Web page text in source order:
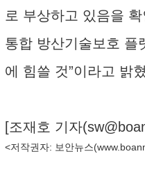
로 부상하고 있음을
통합 방산기술보호 플
에 힘쓸 것”이라고 밝
[조재호 기자(
<저작권자: 보안뉴스(